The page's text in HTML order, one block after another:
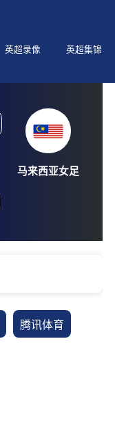
英超录像
英超集锦
腾讯体育